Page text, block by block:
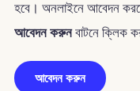
হবে। অনলাইনে আবেদন করতে
আবেদন করুনবাটনে ক্লিক
আবেদন করুন